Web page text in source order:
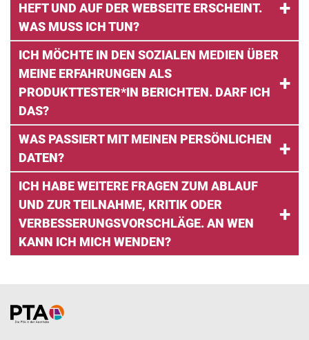
HEFT UND AUF DER WEBSEITE ERSCHEINT.
WAS MUSS ICH TUN?
ICH MÖCHTE IN DEN SOZIALEN MEDIEN ÜBER
MEINE ERFAHRUNGEN ALS
PRODUKTTESTER*IN BERICHTEN. DARF ICH
DAS?
WAS PASSIERT MIT MEINEN PERSÖNLICHEN
DATEN?
ICH HABE WEITERE FRAGEN ZUM ABLAUF
UND ZUR TEILNAHME, KRITIK ODER
VERBESSERUNGSVORSCHLÄGE. AN WEN
KANN ICH MICH WENDEN?
Home